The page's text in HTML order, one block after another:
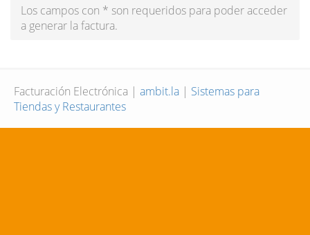
Los campos con * son requeridos para poder acceder
a generar la factura.
Facturación Electrónica | ambit.la | Sistemas para
Tiendas y Restaurantes